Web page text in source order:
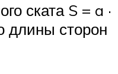
ската S = a ·
длины сторон